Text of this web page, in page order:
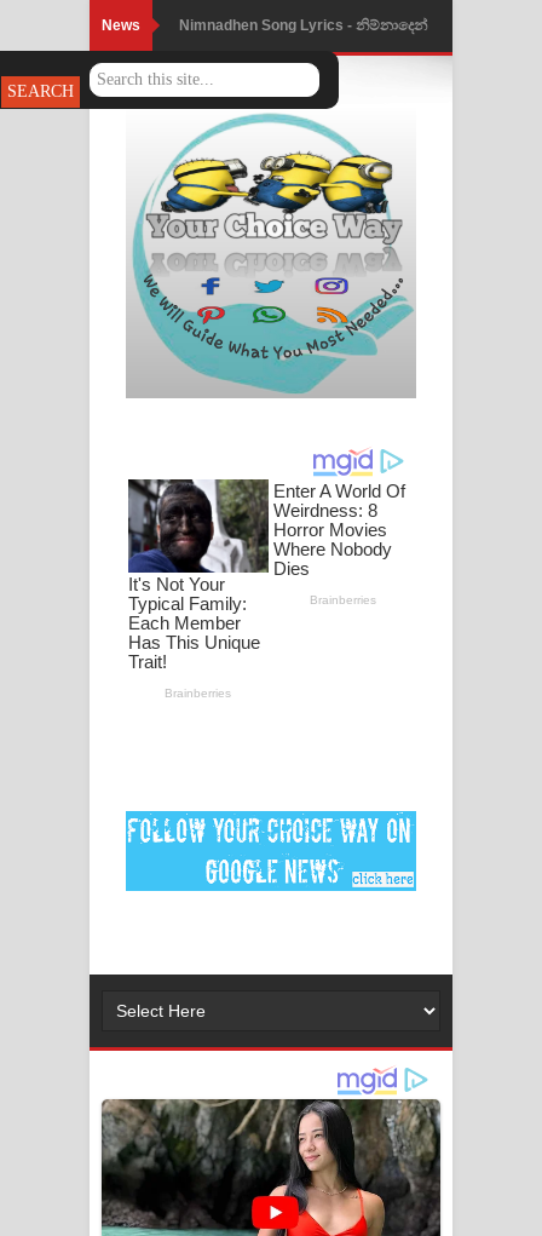
News Nimnadhen Song Lyrics - නිම්නාදෙන්
ගීතයේ පද පෙළ
Obamai Mage Adare Song Lyrics -
ඔබමයි මගේ ආදරේ ගීතයේ පද පෙළ
Pansal Gihin Song Lyrics - පන්සල් ගිහිං
ගීතයේ පද පෙළ
Ankeliya Song Lyrics - අංකෙළිය ගීතයේ
පද පෙළ
DEAR GOD Song Lyrics - ඩියර් ගෝඩ්
MANAMALA KATHA Song Lyrics -
මනමාල කතා ගීතයේ පද පෙළ
Dai Dai Lyrics - Shakira, Burna Boy |
2026 football world cup song lyrics
ගීතයේ පද පෙළ
Niwuna Numba Hinda Song Lyrics -
Liyamuda Dan Anagathe Song Lyrics
- ලියමුද දැන් අනාගතේ ගීතයේ පද පෙළ
Doni Song Lyrics - දෝණි ගීතයේ පද